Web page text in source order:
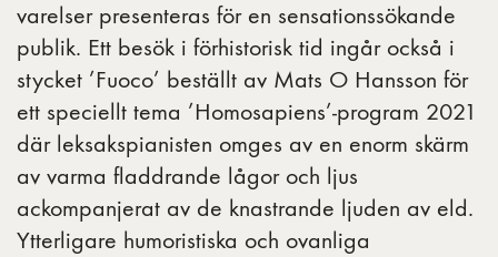
varelser presenteras för en sensationssökande
publik. Ett besök i förhistorisk tid ingår också i
stycket ’Fuoco’ beställt av Mats O Hansson för
ett speciellt tema ’Homosapiens’-program 2021
där leksakspianisten omges av en enorm skärm
av varma fladdrande lågor och ljus
ackompanjerat av de knastrande ljuden av eld.
Ytterligare humoristiska och ovanliga